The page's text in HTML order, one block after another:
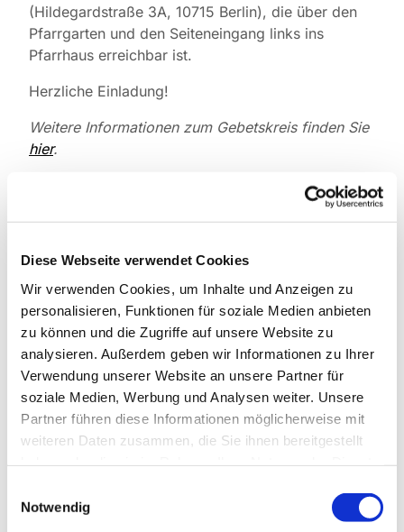
Diese Webseite verwendet Cookies
Wir verwenden Cookies, um Inhalte und Anzeigen zu
personalisieren, Funktionen für soziale Medien anbieten
zu können und die Zugriffe auf unsere Website zu
analysieren. Außerdem geben wir Informationen zu Ihrer
Verwendung unserer Website an unsere Partner für
soziale Medien, Werbung und Analysen weiter. Unsere
Partner führen diese Informationen möglicherweise mit
weiteren Daten zusammen, die Sie ihnen bereitgestellt
Notwendig
(Hildegardstraße 3A, 10715 Berlin), die über den
Pfarrgarten und den Seiteneingang links ins
Pfarrhaus erreichbar ist.
Herzliche Einladung!
Weitere Informationen zum Gebetskreis finden Sie
hier.